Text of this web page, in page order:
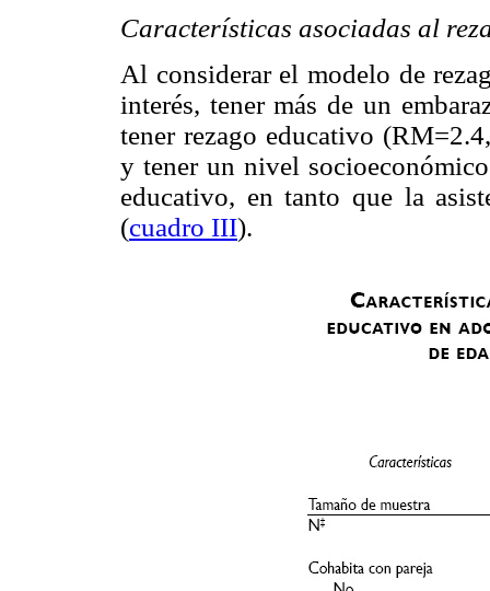
Características asociadas al
Al considerar el modelo de
interés, tener más de un
tener rezago educativo
y tener un nivel
educativo, en tanto que la
(cuadro III).